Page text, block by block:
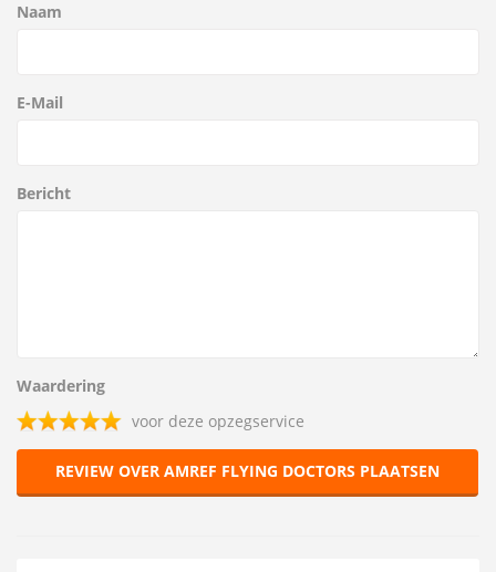
Naam
E-Mail
Bericht
Waardering
voor deze opzegservice
REVIEW OVER AMREF FLYING DOCTORS PLAATSEN